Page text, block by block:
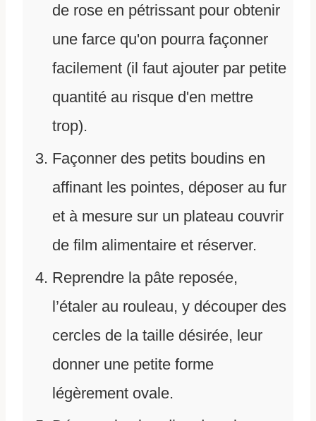
de rose en pétrissant pour obtenir
une farce qu'on pourra façonner
facilement (il faut ajouter par petite
quantité au risque d'en mettre
trop).
Façonner des petits boudins en
affinant les pointes, déposer au fur
et à mesure sur un plateau couvrir
de film alimentaire et réserver.
Reprendre la pâte reposée,
l’étaler au rouleau, y découper des
cercles de la taille désirée, leur
donner une petite forme
légèrement ovale.